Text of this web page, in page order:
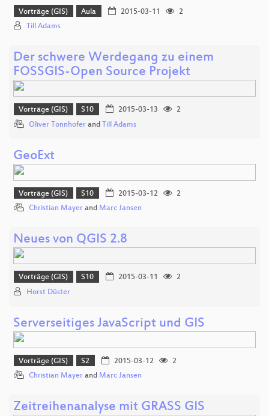
Vorträge (GIS) Aula 2015-03-11
2
Till Adams
Der schwere Werdegang zu einem
FOSSGIS-Open Source Projekt
Vorträge (GIS) S10 2015-03-13
2
Oliver Tonnhofer and Till Adams
GeoExt
Vorträge (GIS) S10 2015-03-12
2
Christian Mayer and Marc Jansen
Neues von QGIS 2.8
Vorträge (GIS) S10 2015-03-11
2
Horst Düster
Serverseitiges JavaScript und GIS
Vorträge (GIS) S2 2015-03-12
2
Christian Mayer and Marc Jansen
Zeitreihenanalyse mit GRASS GIS